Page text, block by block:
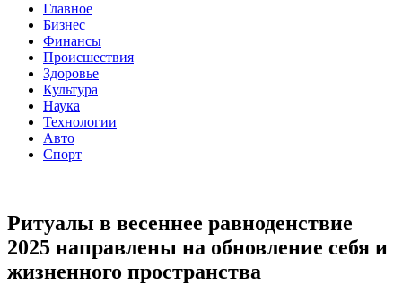
Главное
Бизнес
Финансы
Происшествия
Здоровье
Культура
Наука
Технологии
Авто
Спорт
Ритуалы в весеннее равноденствие
2025 направлены на обновление себя и
жизненного пространства